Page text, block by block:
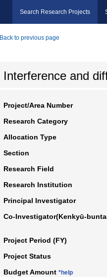
Search Research Projects
Back to previous page
Interference and
Project/Area Number
Research Category
Allocation Type
Section
Research Field
Research Institution
Principal Investigator
Co-Investigator(Kenkyū-
Project Period (FY)
Project Status
Budget Amount *help